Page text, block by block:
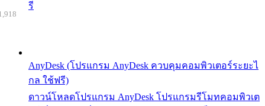
รี
AnyDesk (โปรแกรม AnyDesk ควบคุมคอมพิวเตอร์ระยะไ
กล ใช้ฟรี)
ดาวน์โหลดโปรแกรม AnyDesk โปรแกรมรีโมทคอมพิวเต